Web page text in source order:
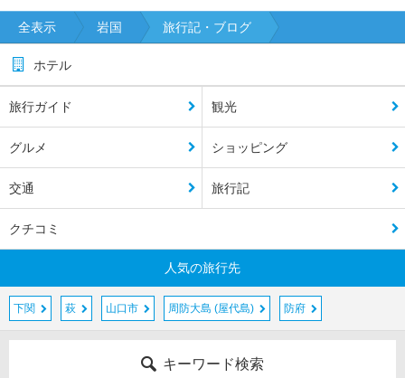
全表示 岩国 旅行記・ブログ
ホテル
旅行ガイド 観光
グルメ ショッピング
交通 旅行記
クチコミ
人気の旅行先
下関 萩 山口市 周防大島 (屋代島) 防府
キーワード検索